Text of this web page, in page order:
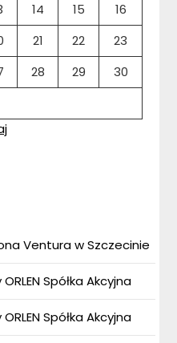
14 15
16
21 22
23
28 29
30
Ventura w Szczecinie
Spółka Akcyjna
Spółka Akcyjna